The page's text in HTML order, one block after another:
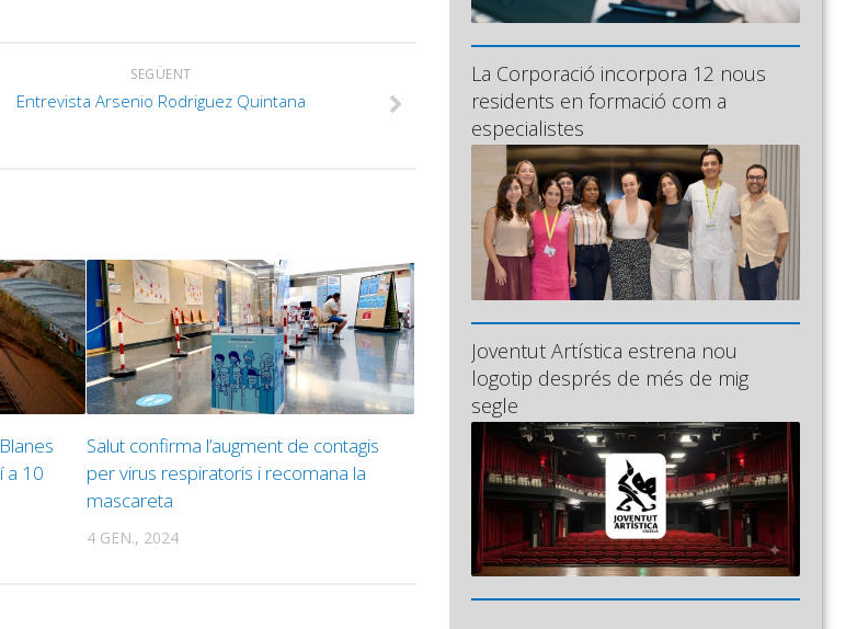
SEGÜENT
Entrevista Arsenio Rodriguez Quintana
a 10
Salut confirma l’augment de contagis
per virus respiratoris i recomana la
mascareta
4 GEN., 2024
La Corporació incorpora 12 nous
residents en formació com a
especialistes
Joventut Artística estrena nou
logotip després de més de mig
segle